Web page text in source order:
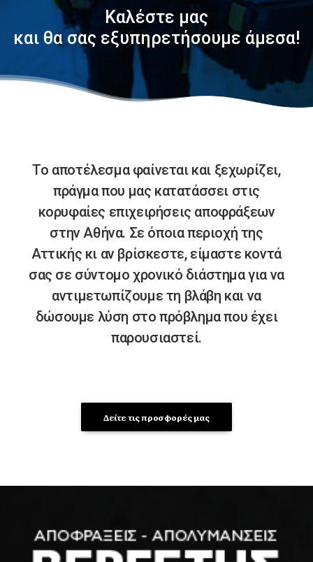
Καλέστε μας
και θα σας εξυπηρετήσουμε άμεσα!
Το αποτέλεσμα φαίνεται και ξεχωρίζει,
πράγμα που μας κατατάσσει στις
κορυφαίες επιχειρήσεις αποφράξεων
στην Αθήνα. Σε όποια περιοχή της
Αττικής κι αν βρίσκεστε, είμαστε κοντά
σας σε σύντομο χρονικό διάστημα για να
αντιμετωπίζουμε τη βλάβη και να
δώσουμε λύση στο πρόβλημα που έχει
παρουσιαστεί.
Δείτε τις προσφορές μας